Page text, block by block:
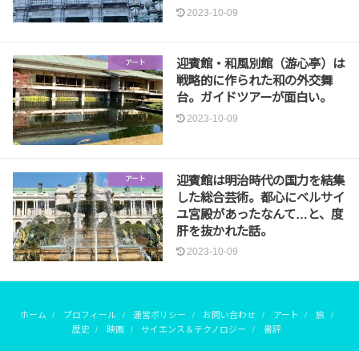
2023-10-09
アート
迎賓館・和風別館（游心亭）は
戦略的に作られた和の外交舞
台。ガイドツアーが面白い。
2023-10-09
アート
迎賓館は明治時代の国力を結集
した総合芸術。都心にベルサイ
ユ宮殿があったなんて…と、度
肝を抜かれた話。
2023-10-09
ホーム プロフィール 運営ポリシー お問い合わせ アート
旅
歴史
映画 サイエンス＆テクノロジー 書評